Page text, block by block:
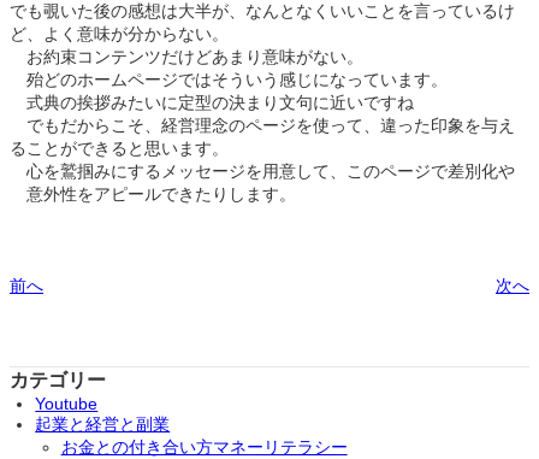
でも覗いた後の感想は大半が、なんとなくいいことを言っているけ
ど、よく意味が分からない。
お約束コンテンツだけどあまり意味がない。
殆どのホームページではそういう感じになっています。
式典の挨拶みたいに定型の決まり文句に近いですね
でもだからこそ、経営理念のページを使って、違った印象を与え
ることができると思います。
心を鷲掴みにするメッセージを用意して、このページで差別化や
意外性をアピールできたりします。
前へ 次へ
カテゴリー
Youtube
起業と経営と副業
お金との付き合い方マネーリテラシー